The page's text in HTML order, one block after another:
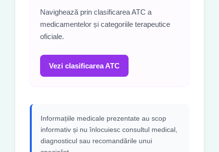
Navighează prin clasificarea ATC a
medicamentelor și categoriile terapeutice
oficiale.
Vezi clasificarea ATC
Informațiile medicale prezentate au scop
informativ și nu înlocuiesc consultul medical,
diagnosticul sau recomandările unui